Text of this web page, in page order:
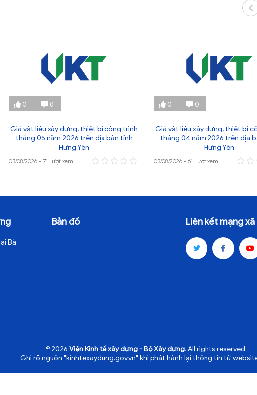
0 0
Giá vật liệu xây dựng, thiết bị công trình
tháng 05 năm 2026 trên địa bàn tỉnh
Hưng Yên
03/08/2026 - 71 Lượt xem
0 0
Giá vật liệu xây dựng, thiết bị
tháng 04 năm 2026 trên địa
Hưng Yên
03/08/2026 - 61 Lượt xem
Bà
Bản đồ Liên kết mạng xã
© 2026 Viện Kinh tế xây dựng - Bộ Xây dựng. All rights reserved.
Ghi rõ nguồn "kinhtexaydung.gov.vn" khi phát hành lại thông tin từ